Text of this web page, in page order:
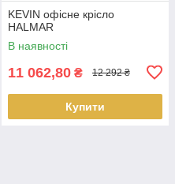
KEVIN офісне крісло
HALMAR
В наявності
11 062,80 ₴ 12 292 ₴
Купити